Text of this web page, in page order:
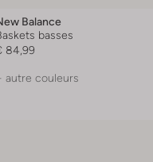
Balance
basses
84,99
autre couleurs